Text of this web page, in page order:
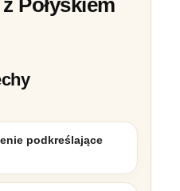
podkreślające